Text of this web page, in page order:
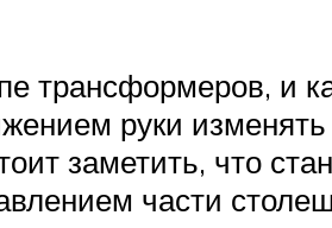
трансформеров, и
руки
заметить, что
части